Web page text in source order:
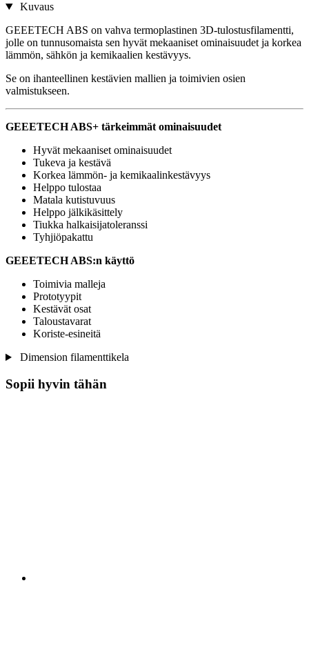
Kuvaus
GEEETECH ABS on vahva termoplastinen 3D-tulostusfilamentti,
jolle on tunnusomaista sen hyvät mekaaniset ominaisuudet ja korkea
lämmön, sähkön ja kemikaalien kestävyys.
Se on ihanteellinen kestävien mallien ja toimivien osien
valmistukseen.
GEEETECH ABS+ tärkeimmät ominaisuudet
Hyvät mekaaniset ominaisuudet
Tukeva ja kestävä
Korkea lämmön- ja kemikaalinkestävyys
Helppo tulostaa
Matala kutistuvuus
Helppo jälkikäsittely
Tiukka halkaisijatoleranssi
Tyhjiöpakattu
GEEETECH ABS:n käyttö
Toimivia malleja
Prototyypit
Kestävät osat
Taloustavarat
Koriste-esineitä
Dimension filamenttikela
Sopii hyvin tähän